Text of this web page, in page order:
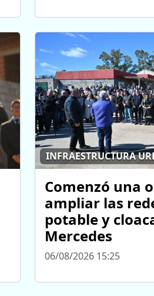
INFRAESTRUCTURA
Comenzó una
ampliar las
potable y
Mercedes
06/08/2026 15:25